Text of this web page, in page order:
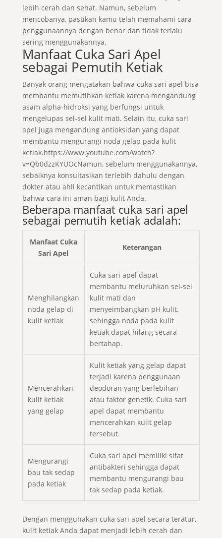
lebih cerah dan sehat. Namun, sebelum
mencobanya, pastikan kamu telah memahami cara
penggunaannya dengan benar dan tidak terlalu
sering menggunakannya.
Manfaat Cuka Sari Apel
sebagai Pemutih Ketiak
Banyak orang mengatakan bahwa cuka sari apel bisa
membantu memutihkan ketiak karena mengandung
asam alpha-hidroksi yang berfungsi untuk
mengelupas sel-sel kulit mati. Selain itu, cuka sari
apel juga mengandung antioksidan yang dapat
membantu mengurangi noda gelap pada kulit
ketiak.https://www.youtube.com/watch?
v=Qb0dzzKYUOcNamun, sebelum menggunakannya,
sebaiknya konsultasikan terlebih dahulu dengan
dokter atau ahli kecantikan untuk memastikan
bahwa cara ini aman bagi kulit Anda.
Beberapa manfaat cuka sari apel
sebagai pemutih ketiak adalah:
Manfaat Cuka
Sari Apel
Keterangan
Menghilangkan
noda gelap di
kulit ketiak
Cuka sari apel dapat
membantu meluruhkan sel-sel
kulit mati dan
menyeimbangkan pH kulit,
sehingga noda pada kulit
ketiak dapat hilang secara
bertahap.
Mencerahkan
kulit ketiak
yang gelap
Kulit ketiak yang gelap dapat
terjadi karena penggunaan
deodoran yang berlebihan
atau faktor genetik. Cuka sari
apel dapat membantu
mencerahkan kulit gelap
tersebut.
Mengurangi
bau tak sedap
pada ketiak
Cuka sari apel memiliki sifat
antibakteri sehingga dapat
membantu mengurangi bau
tak sedap pada ketiak.
Dengan menggunakan cuka sari apel secara teratur,
kulit ketiak Anda dapat menjadi lebih cerah dan